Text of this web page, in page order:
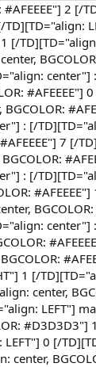
2 [/
[/
center"]
#AFEEEE"]
: [/
7 [/
: [/
BGCOLOR:
center"]
1 [/
center,
LEFT"]
0 [/
center,